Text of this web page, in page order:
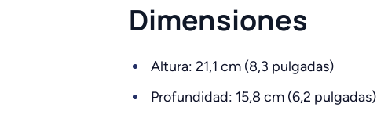
Dimensiones
Altura: 21,1 cm (8,3 pulgadas)
Profundidad: 15,8 cm (6,2 pulgadas)